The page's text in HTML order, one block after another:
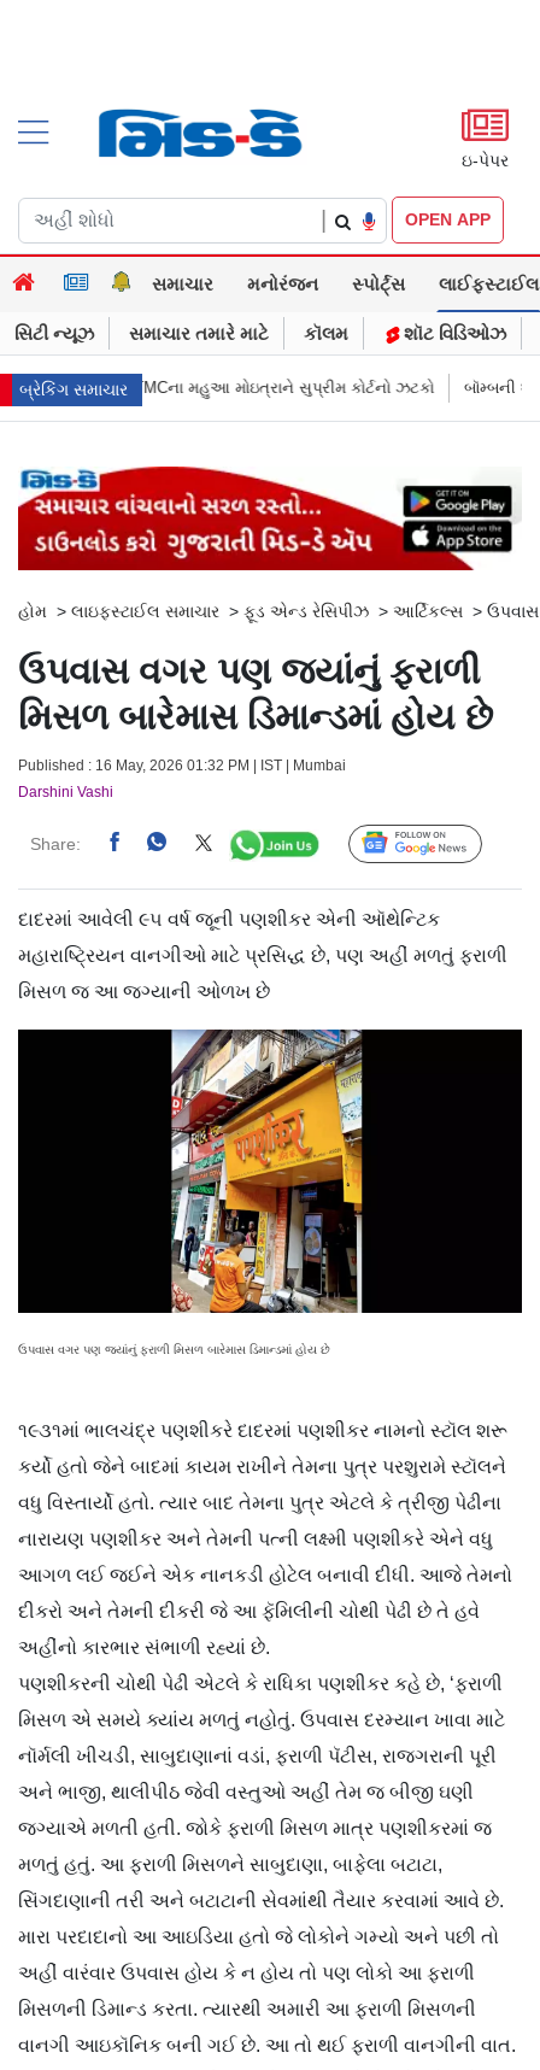
ઇ-પેપર
OPEN APP
સમાચાર મનોરંજન સ્પોર્ટ્સ લાઈફસ્ટાઈલ
સિટી ન્યૂઝ સમાચાર તમારે માટે કૉલમ શૉટ વિડિઓઝ
બ્રેકિંગ સમાચાર
સુપ્રીમ કોર્ટનો ઝટકો બૉમ્બની ધમકી બાદ મુંબઈમાં હાઈ ઍલર્ટ: શહેરની
હોમ > લાઇફસ્ટાઈલ સમાચાર > ફૂડ એન્ડ રેસિપીઝ > આર્ટિકલ્સ > ઉપવાસ
ઉપવાસ વગર પણ જ્યાંનું ફરાળી
મિસળ બારેમાસ ડિમાન્ડમાં હોય છે
Published : 16 May, 2026 01:32 PM | IST | Mumbai
Darshini Vashi
Share: Follow Us
દાદરમાં આવેલી ૯૫ વર્ષ જૂની પણશીકર એની ઑથેન્ટિક
મહારાષ્ટ્રિયન વાનગીઓ માટે પ્રસિદ્ધ છે, પણ અહીં મળતું ફરાળી
મિસળ જ આ જગ્યાની ઓળખ છે
ઉપવાસ વગર પણ જ્યાંનું ફરાળી મિસળ બારેમાસ ડિમાન્ડમાં હોય છે
૧૯૩૧માં ભાલચંદ્ર પણશીકરે દાદરમાં પણશીકર નામનો સ્ટૉલ શરૂ
કર્યો હતો જેને બાદમાં કાયમ રાખીને તેમના પુત્ર પરશુરામે સ્ટૉલને
વધુ વિસ્તાર્યો હતો. ત્યાર બાદ તેમના પુત્ર એટલે કે ત્રીજી પેઢીના
નારાયણ પણશીકર અને તેમની પત્ની લક્ષ્મી પણશીકરે એને વધુ
આગળ લઈ જઈને એક નાનકડી હોટેલ બનાવી દીધી. આજે તેમનો
દીકરો અને તેમની દીકરી જે આ ફૅમિલીની ચોથી પેઢી છે તે હવે
અહીંનો કારભાર સંભાળી રહ્યાં છે.
પણશીકરની ચોથી પેઢી એટલે કે રાધિકા પણશીકર કહે છે, ‘ફરાળી
મિસળ એ સમયે ક્યાંય મળતું નહોતું. ઉપવાસ દરમ્યાન ખાવા માટે
નૉર્મલી ખીચડી, સાબુદાણાનાં વડાં, ફરાળી પૅટીસ, રાજગરાની પૂરી
અને ભાજી, થાલીપીઠ જેવી વસ્તુઓ અહીં તેમ જ બીજી ઘણી
જગ્યાએ મળતી હતી. જોકે ફરાળી મિસળ માત્ર પણશીકરમાં જ
મળતું હતું. આ ફરાળી મિસળને સાબુદાણા, બાફેલા બટાટા,
સિંગદાણાની તરી અને બટાટાની સેવમાંથી તૈયાર કરવામાં આવે છે.
મારા પરદાદાનો આ આઇડિયા હતો જે લોકોને ગમ્યો અને પછી તો
અહીં વારંવાર ઉપવાસ હોય કે ન હોય તો પણ લોકો આ ફરાળી
મિસળની ડિમાન્ડ કરતા. ત્યારથી અમારી આ ફરાળી મિસળની
વાનગી આઇકૉનિક બની ગઈ છે. આ તો થઈ ફરાળી વાનગીની વાત.